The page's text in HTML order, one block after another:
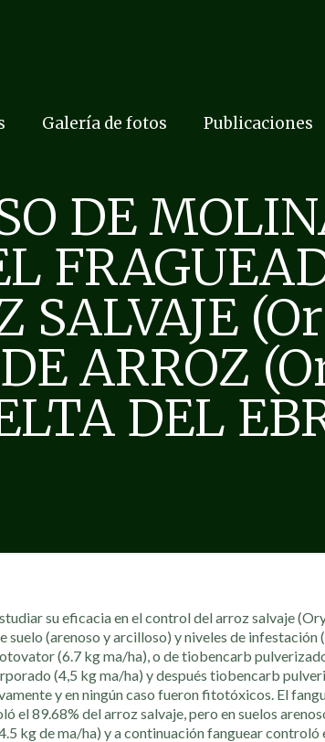
Galería de fotos Publicaciones
DE
SALVAJE
ARROZ
DEL
su eficacia en el control del arroz salvaje
(arenoso y arcilloso) y niveles de infestación
(6.7 kg ma/ha), o de tiobencarb
(4,5 kg ma/ha) y después tiobencarb
y en ningún caso fueron fitotóxicos. El
el 89.68% del arroz salvaje, pero en suelos
kg de ma/ha) y a continuación fanguear controló